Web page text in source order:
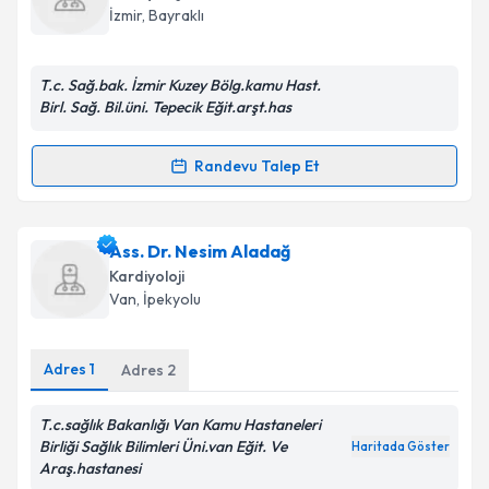
için bir takvim hazırlandığında e-posta ile
bilgilendireceğiz.
E-posta Adresiniz
Kişisel verilerimin işlenmesine ilişkinAydınlatma
Takvim Talebini Gönder
İzmir, Bayraklı
T.c. Sağ.bak. İzmir Kuzey Bölg.kamu Hast.
Birl. Sağ. Bil.üni. Tepecik Eğit.arşt.has
Randevu Talep Et
Randevu Takvimi Talebi
Dr. Ali Kemal Çabukiçin randevu takvimi talebi
oluşturun. Size bu uzmandan randevu almanız için bir
takvim hazırlandığında e-posta ile bilgilendireceğiz.
Kişisel verilerimin işlenmesine ilişkin
Aydınlatma
Metni
Ass. Dr. Nesim Aladağ
Kardiyoloji
Van, İpekyolu
Adres 1 Adres 2
T.c.sağlık Bakanlığı Van Kamu Hastaneleri
Birliği Sağlık Bilimleri Üni.van Eğit. Ve
Araş.hastanesi
Haritada Göster